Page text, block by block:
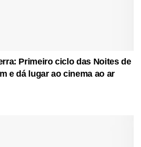
Primeiro ciclo das Noites de
e dá lugar ao cinema ao ar